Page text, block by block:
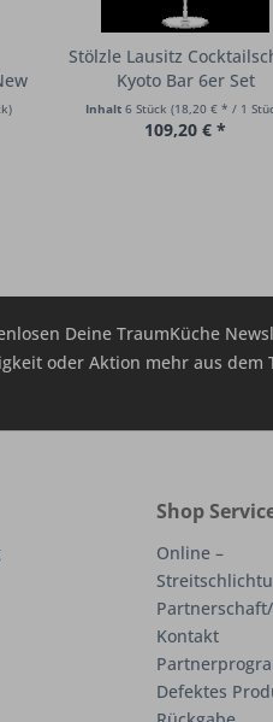
Stölzle Lausitz
Kyoto Bar 6er Set
Inhalt 6 Stück (18,20 € * / 1
109,20 € *
Deine TraumKüche
oder Aktion mehr aus dem
Shop
Online –
Kontakt
Defektes